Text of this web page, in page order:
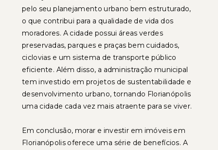
pelo seu planejamento urbano bem estruturado,
o que contribui para a qualidade de vida dos
moradores. A cidade possui áreas verdes
preservadas, parques e praças bem cuidados,
ciclovias e um sistema de transporte público
eficiente. Além disso, a administração municipal
tem investido em projetos de sustentabilidade e
desenvolvimento urbano, tornando Florianópolis
uma cidade cada vez mais atraente para se viver.
Em conclusão, morar e investir em imóveis em
Florianópolis oferece uma série de benefícios. A